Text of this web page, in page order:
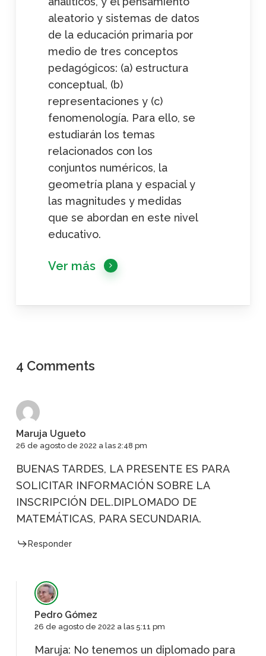
aleatorio y sistemas de datos
de la educación primaria por
medio de tres conceptos
pedagógicos: (a) estructura
conceptual, (b)
representaciones y (c)
fenomenología. Para ello, se
estudiarán los temas
relacionados con los
conjuntos numéricos, la
geometría plana y espacial y
las magnitudes y medidas
que se abordan en este nivel
educativo.
Ver más
4 Comments
Maruja Ugueto
26 de agosto de 2022 a las 2:48 pm
BUENAS TARDES, LA PRESENTE ES PARA
SOLICITAR INFORMACIÓN SOBRE LA
INSCRIPCIÓN DEL.DIPLOMADO DE
MATEMÁTICAS, PARA SECUNDARIA.
Responder
Pedro Gómez
26 de agosto de 2022 a las 5:11 pm
Maruja: No tenemos un diplomado para